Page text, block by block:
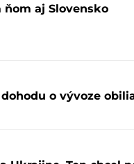
ňom aj Slovensko
o vývoze